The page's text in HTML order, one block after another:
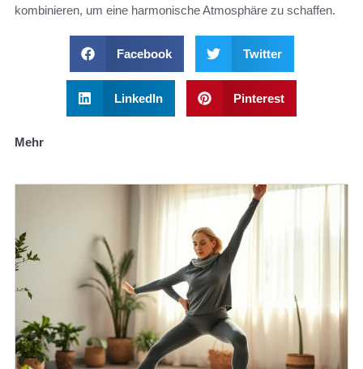
kombinieren, um eine harmonische Atmosphäre zu schaffen.
Facebook Twitter
LinkedIn Pinterest
Mehr